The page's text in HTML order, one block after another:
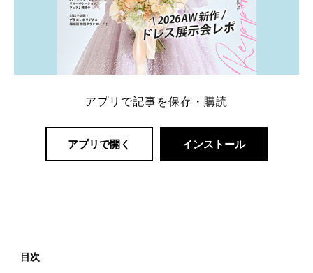
アプリで記事を保存・購読
アプリで開く インストール
目次